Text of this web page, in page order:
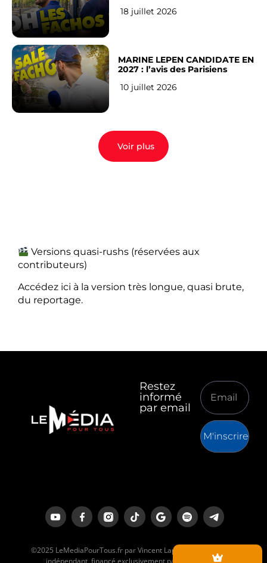
18 juillet 2026
MARINE LEPEN CANDIDATE EN
2027 : l’avis des Parisiens
10 juillet 2026
Voir plus
Versions quasi-rushs (réservées aux
contributeurs)
Accédez ici à la version très longue, quasi brute,
du reportage.
Restez
informé
par email
M'inscrire
©2025 LeMediaPourTous.fr par Vincent Lapierre est un média